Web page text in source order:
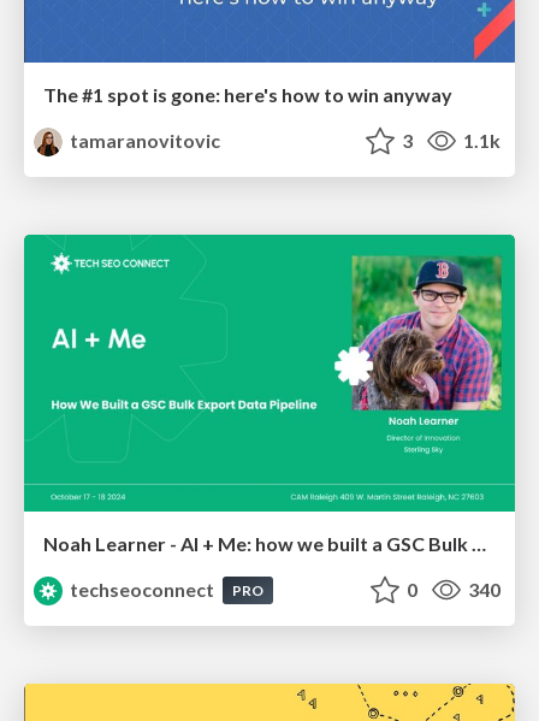
The #1 spot is gone: here's how to win anyway
tamaranovitovic
3 1.1k
techseoconnect
PRO 0 340